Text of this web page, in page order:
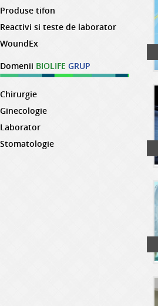
Produse tifon
Reactivi si teste de laborator
WoundEx
Domenii BIOLIFE GRUP
Chirurgie
Ginecologie
Laborator
Stomatologie